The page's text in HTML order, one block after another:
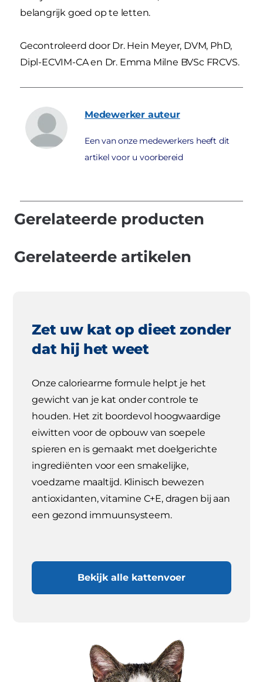
belangrijk goed op te letten.
Gecontroleerd door Dr. Hein Meyer, DVM, PhD,
Dipl-ECVIM-CA en Dr. Emma Milne BVSc FRCVS.
Medewerker auteur
Een van onze medewerkers heeft dit
artikel voor u voorbereid
Gerelateerde producten
Gerelateerde artikelen
Zet uw kat op dieet zonder
dat hij het weet
Onze caloriearme formule helpt je het
gewicht van je kat onder controle te
houden. Het zit boordevol hoogwaardige
eiwitten voor de opbouw van soepele
spieren en is gemaakt met doelgerichte
ingrediënten voor een smakelijke,
voedzame maaltijd. Klinisch bewezen
antioxidanten, vitamine C+E, dragen bij aan
een gezond immuunsysteem.
Bekijk alle kattenvoer